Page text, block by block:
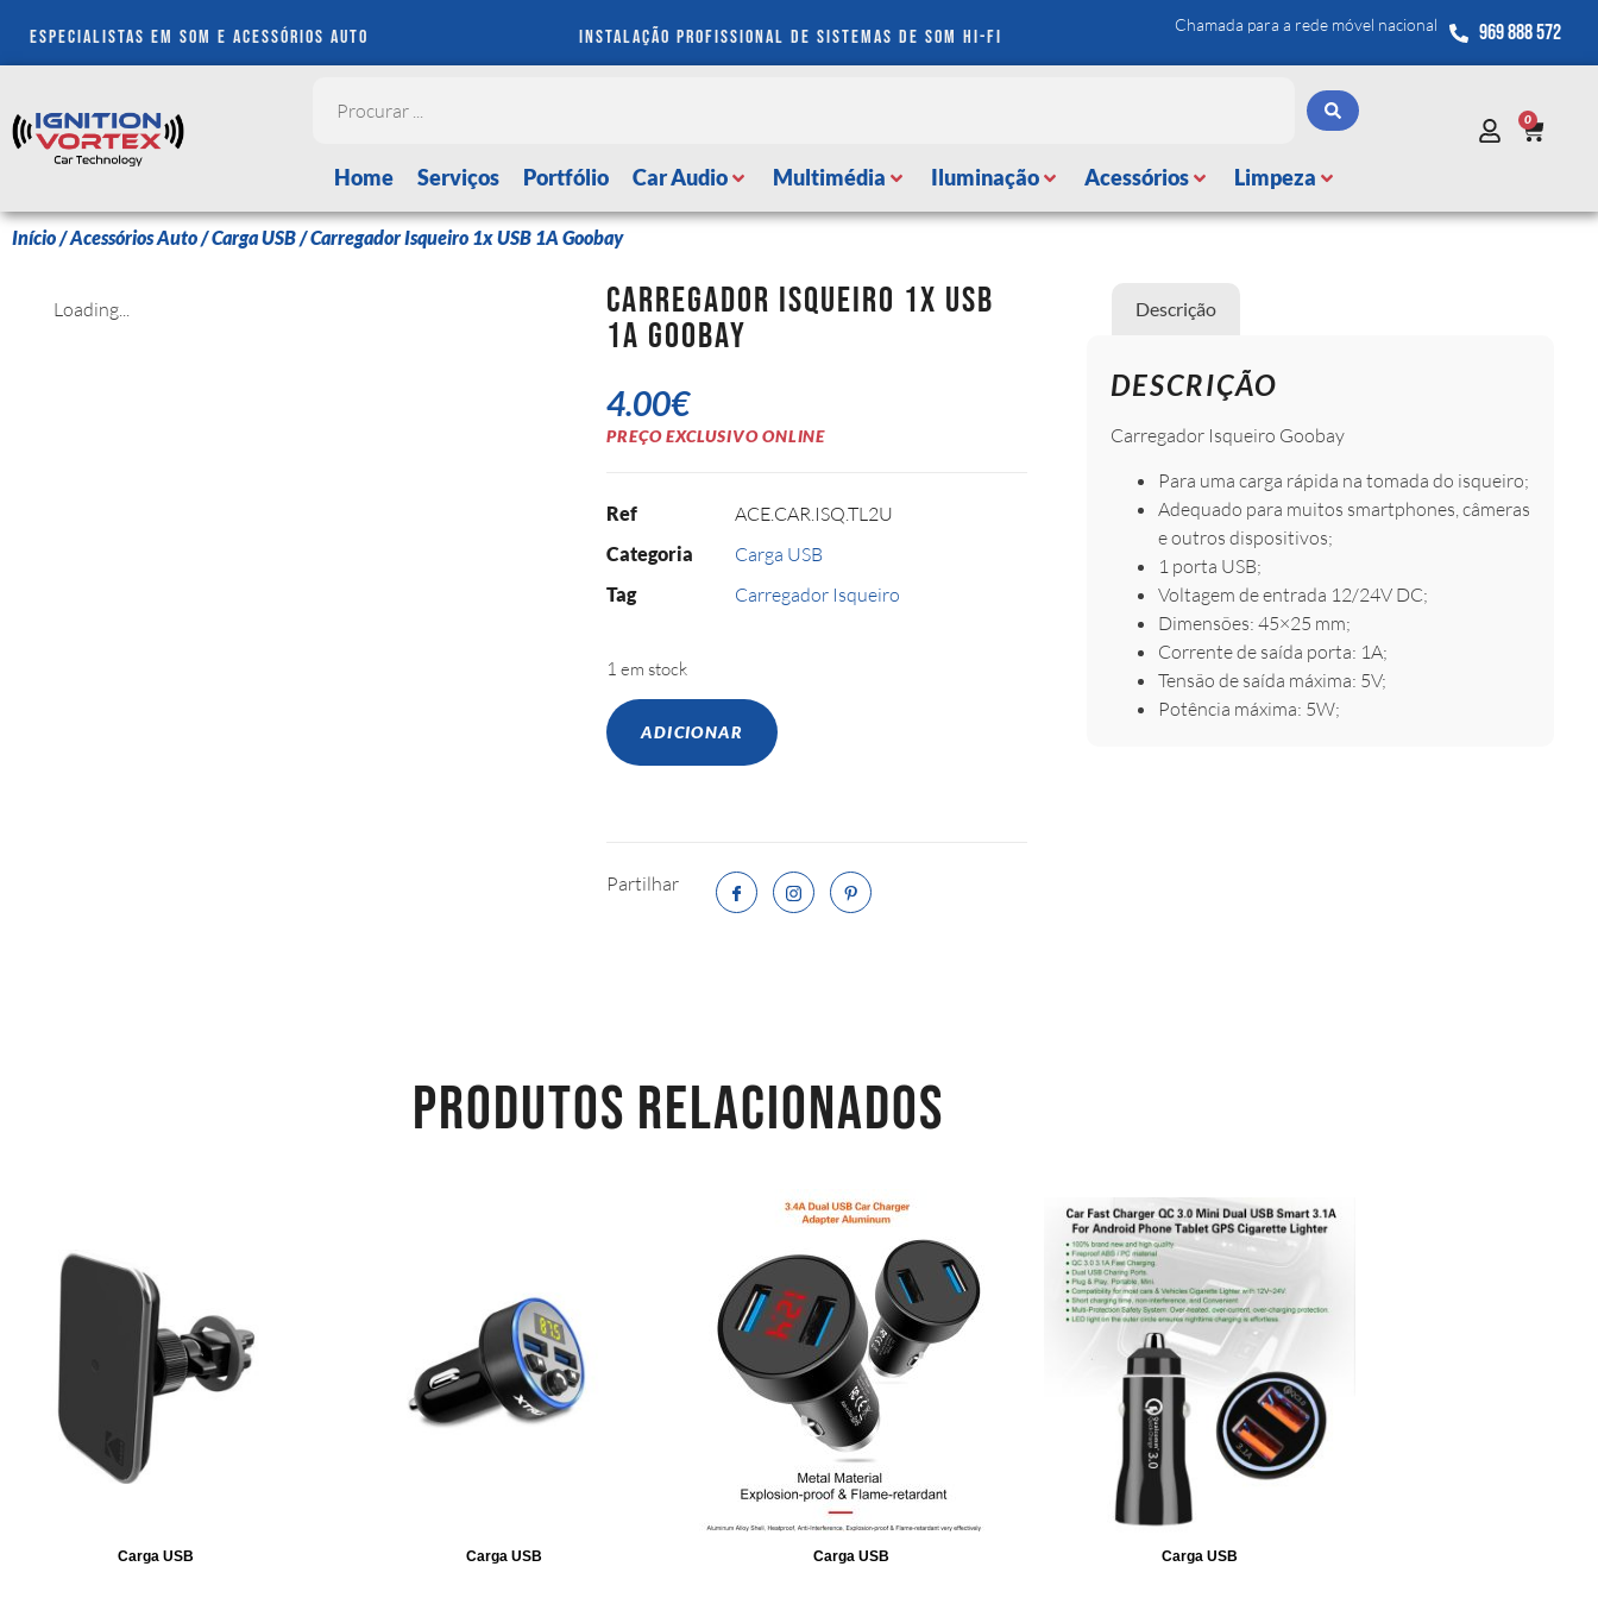
especialistas em som e acessórios auto instalação profissional de sistemas de som hi-fi
Chamada para a rede móvel nacional 969 888 572
Home Serviços Portfólio Car Audio Multimédia Iluminação Acessórios Limpeza
0
Início/Acessórios Auto/Carga USB/ Carregador Isqueiro 1x USB 1A Goobay
Loading...
Carregador Isqueiro 1x USB
1A Goobay
4.00€
PREÇO EXCLUSIVO ONLINE
Ref ACE.CAR.ISQ.TL2U
Categoria Carga USB
Tag Carregador Isqueiro
1 em stock
ADICIONAR
Partilhar
Descrição
DESCRIÇÃO
Carregador Isqueiro Goobay
Para uma carga rápida na tomada do isqueiro;
Adequado para muitos smartphones, câmeras
e outros dispositivos;
1 porta USB;
Voltagem de entrada 12/24V DC;
Dimensões: 45×25 mm;
Corrente de saída porta: 1A;
Tensão de saída máxima: 5V;
Potência máxima: 5W;
PRODUTOS RELACIONADOS
Carga USB Carga USB Carga USB Carga USB